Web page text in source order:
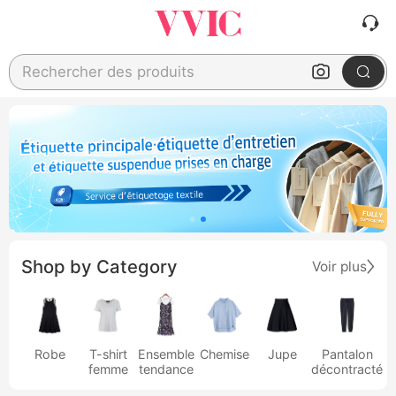
Rechercher des produits
Shop by Category Voir plus
Robe
T-shirt
femme
Ensemble
tendance
Chemise Jupe
Pantalon
décontracté